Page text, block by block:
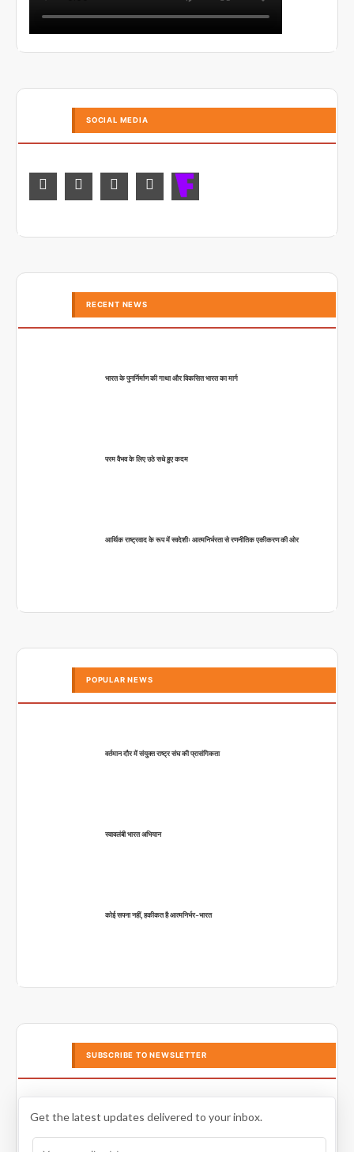
SOCIAL MEDIA
RECENT NEWS
भारत के पुनर्निर्माण की गाथा और विकसित भारत का मार्ग
परम वैभव के लिए उठे सधे हुए कदम
आर्थिक राष्ट्रवाद के रूप में स्वदेशीः आत्मनिर्भरता से रणनीतिक एकीकरण की ओर
POPULAR NEWS
वर्तमान दौर में संयुक्त राष्ट्र संघ की प्रासंगिकता
स्वावलंबी भारत अभियान
कोई सपना नहीं, हकीकत है आत्मनिर्भर-भारत
SUBSCRIBE TO NEWSLETTER
Get the latest updates delivered to your inbox.